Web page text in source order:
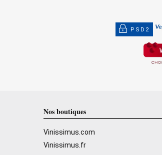
PSD2
Nos boutiques
Vinissimus.com
Vinissimus.fr